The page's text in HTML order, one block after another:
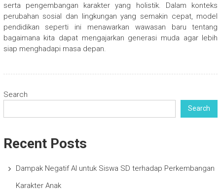
serta pengembangan karakter yang holistik. Dalam konteks
perubahan sosial dan lingkungan yang semakin cepat, model
pendidikan seperti ini menawarkan wawasan baru tentang
bagaimana kita dapat mengajarkan generasi muda agar lebih
siap menghadapi masa depan.
Search
Search
Recent Posts
Dampak Negatif AI untuk Siswa SD terhadap Perkembangan
Karakter Anak